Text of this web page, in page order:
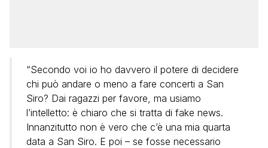
“Secondo voi io ho davvero il potere di decidere
chi può andare o meno a fare concerti a San
Siro? Dai ragazzi per favore, ma usiamo
l’intelletto: è chiaro che si tratta di fake news.
Innanzitutto non è vero che c’è una mia quarta
data a San Siro. E poi – se fosse necessario